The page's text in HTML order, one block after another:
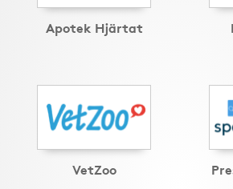
Apotek Hjärtat
VetZoo